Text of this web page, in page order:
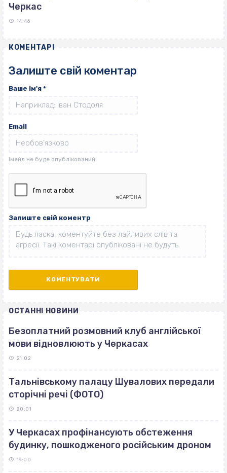
Черкас
14:46
КОМЕНТАРІ
Залиште свій коментар
Ваше ім'я *
Email
Залиште свій коментр
ОСТАННІ НОВИНИ
Безоплатний розмовний клуб англійської
мови відновлюють у Черкасах
21:02
Тальнівському палацу Шувалових передали
сторічні речі (ФОТО)
20:01
У Черкасах профінансують обстеження
будинку, пошкодженого російським дроном
19:00